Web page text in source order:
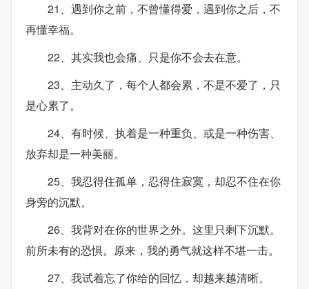
21、遇到你之前，不曾懂得爱，遇到你之后，不
再懂幸福。
22、其实我也会痛、只是你不会去在意。
23、主动久了，每个人都会累，不是不爱了，只
是心累了。
24、有时候、执着是一种重负、或是一种伤害、
放弃却是一种美丽。
25、我忍得住孤单，忍得住寂寞，却忍不住在你
身旁的沉默。
26、我背对在你的世界之外。这里只剩下沉默。
前所未有的恐惧。原来，我的勇气就这样不堪一击。
27、我试着忘了你给的回忆，却越来越清晰。